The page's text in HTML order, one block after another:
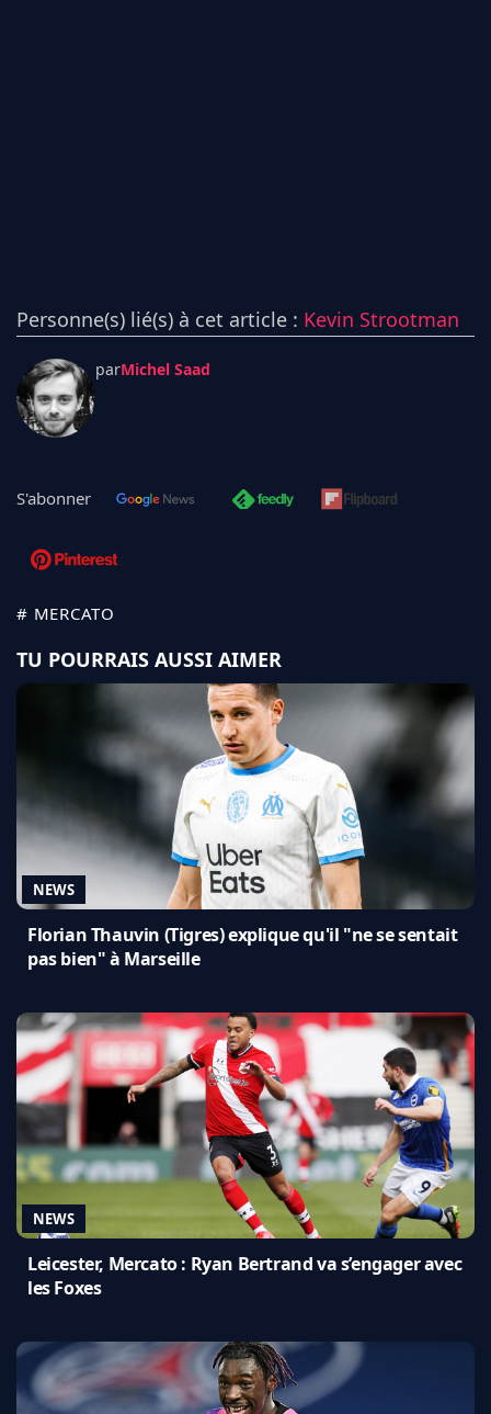
Personne(s) lié(s) à cet article : Kevin Strootman
parMichel Saad
S'abonner
# MERCATO
TU POURRAIS AUSSI AIMER
NEWS
Florian Thauvin (Tigres) explique qu'il "ne se sentait
pas bien" à Marseille
NEWS
Leicester, Mercato : Ryan Bertrand va s’engager avec
les Foxes